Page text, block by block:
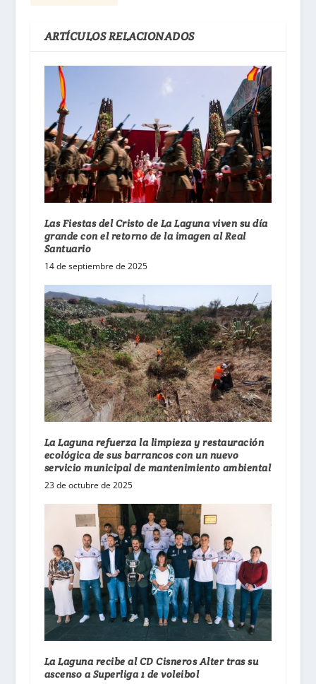
ARTÍCULOS RELACIONADOS
Las Fiestas del Cristo de La Laguna viven su día
grande con el retorno de la imagen al Real
Santuario
14 de septiembre de 2025
La Laguna refuerza la limpieza y restauración
ecológica de sus barrancos con un nuevo
servicio municipal de mantenimiento ambiental
23 de octubre de 2025
La Laguna recibe al CD Cisneros Alter tras su
ascenso a Superliga 1 de voleibol